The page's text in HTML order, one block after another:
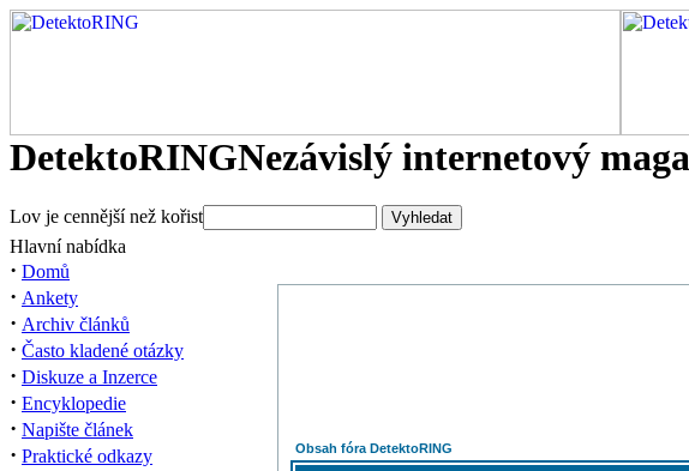
DetektoRINGNezávislý internetový
Lov je cennější než kořist
Hlavní nabídka
· Domů
· Ankety
· Archiv článků
· Často kladené otázky
· Diskuze a Inzerce
· Encyklopedie
· Napište článek
· Praktické odkazy Obsah fóra DetektoRING